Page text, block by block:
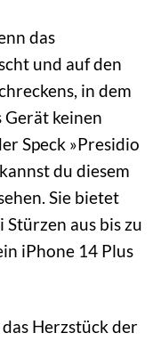
das
und auf den
in dem
Gerät keinen
Speck »Presidio
du diesem
Sie bietet
aus bis zu
iPhone 14 Plus
Herzstück der